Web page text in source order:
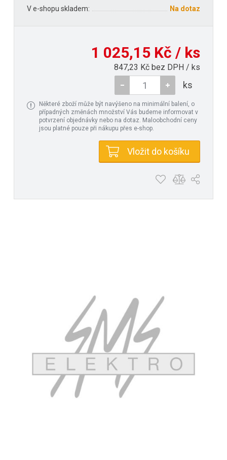
V e-shopu skladem:
Na dotaz
1 025,15 Kč / ks
847,23 Kč bez DPH / ks
ks
Některé zboží může být navýšeno na minimální balení, o
případných změnách množství Vás budeme informovat v
potvrzení objednávky nebo na dotaz. Maloobchodní ceny
jsou platné pouze při nákupu přes e-shop.
Vložit do košíku